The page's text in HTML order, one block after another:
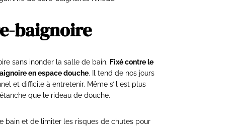
baignoire
sans inonder la salle de bain. Fixé contre le
en espace douche. Il tend de nos jours
et difficile à entretenir. Même s’il est plus
que le rideau de douche.
bain et de limiter les risques de chutes pour